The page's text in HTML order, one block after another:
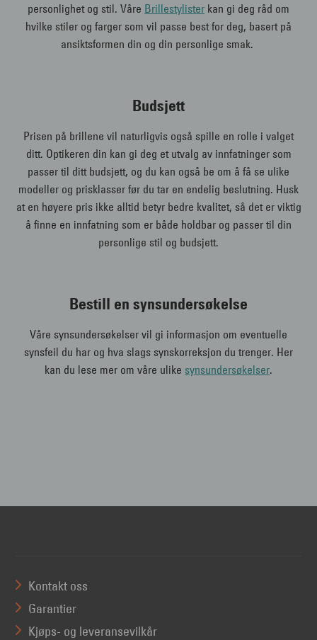
personlighet og stil. Våre Brillestylister kan gi deg råd om
hvilke stiler og farger som vil passe best for deg, basert på
ansiktsformen din og din personlige smak.
Budsjett
Prisen på brillene vil naturligvis også spille en rolle i valget
ditt. Optikeren din kan gi deg et utvalg av innfatninger som
passer til ditt budsjett, og du kan også be om å få se ulike
modeller og prisklasser før du tar en endelig beslutning. Husk
at en høyere pris ikke alltid betyr bedre kvalitet, så det er viktig
å finne en innfatning som er både holdbar og passer til din
personlige stil og budsjett.
Bestill en synsundersøkelse
Våre synsundersøkelser vil gi informasjon om eventuelle
synsfeil du har og hva slags synskorreksjon du trenger. Her
kan du lese mer om våre ulike synsundersøkelser.
Kontakt oss
Garantier
Kjøps- og leveransevilkår